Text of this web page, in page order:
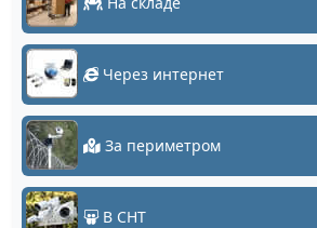
Через интернет
За периметром
В СНТ